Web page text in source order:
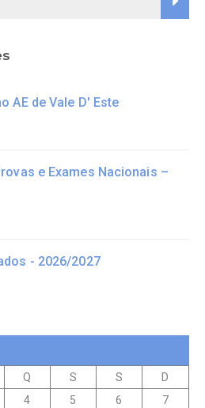
AE de Vale D' Este
e Exames Nacionais –
- 2026/2027
Q S S
D
4 5 6
7